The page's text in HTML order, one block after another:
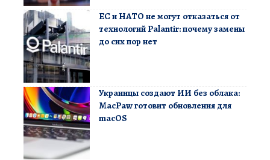
ЕС и НАТО не могут отказаться от
технологий Palantir: почему замены
до сих пор нет
Украинцы создают ИИ без облака:
MacPaw готовит обновления для
macOS